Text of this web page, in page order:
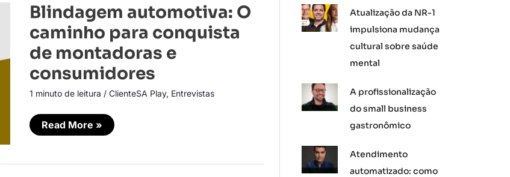
Blindagem automotiva: O
caminho para conquista
de montadoras e
consumidores
1 minuto de leitura / ClienteSA Play, Entrevistas
Blindagem
automotiva:
O
caminho
conquista
montadoras
e
consumidores
Read More »
Atualização da NR-1
impulsiona mudança
cultural sobre saúde
mental
A profissionalização
do small business
gastronômico
Atendimento
automatizado: como